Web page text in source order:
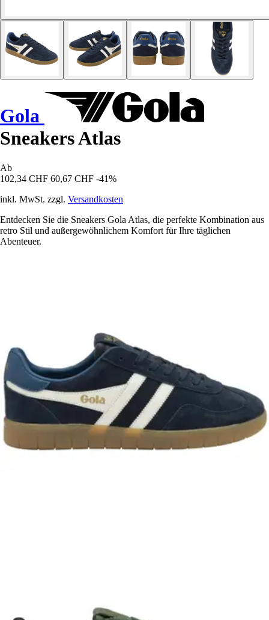
Gola
Sneakers Atlas
Ab
102,34 CHF 60,67 CHF -41%
inkl. MwSt. zzgl. Versandkosten
Entdecken Sie die Sneakers Gola Atlas, die perfekte Kombination aus
retro Stil und außergewöhnlichem Komfort für Ihre täglichen
Abenteuer.